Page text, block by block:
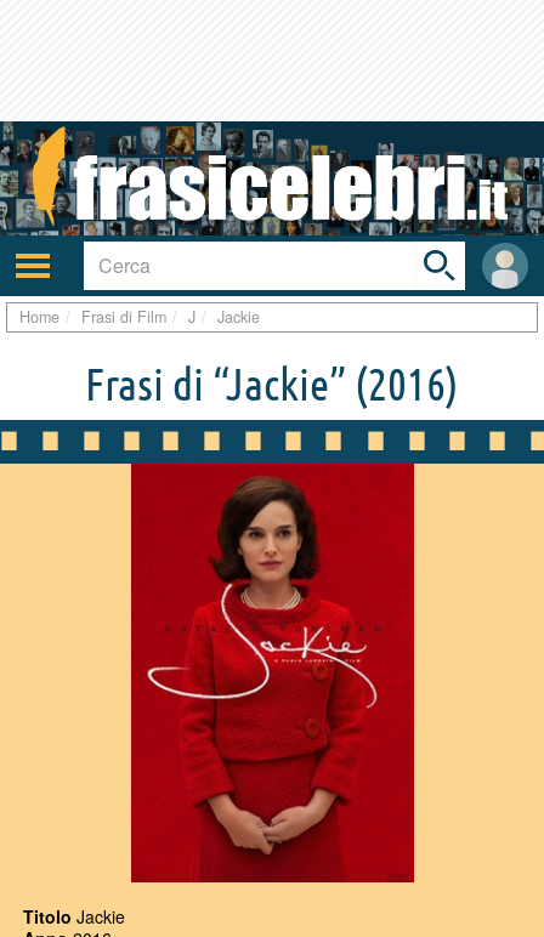
Attiva/disattiva
navigazione
User
area
Toggle
search
bar
Home Frasi di Film J Jackie
Frasi di “Jackie” (2016)
Titolo Jackie